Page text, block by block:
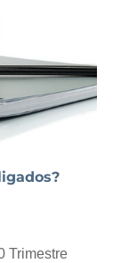
Trimestre